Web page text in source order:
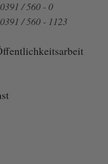
0391 / 560 - 0
0391 / 560 - 1123